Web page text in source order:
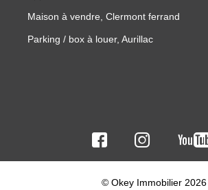
Maison à vendre, Clermont ferrand
Parking / box à louer, Aurillac
© Okey Immobilier 2026